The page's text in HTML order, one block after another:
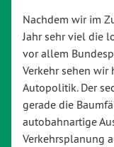
Nachdem wir im
Jahr sehr viel die
vor allem
Verkehr sehen
Autopolitik. Der
gerade die
autobahnartige
Verkehrsplanung